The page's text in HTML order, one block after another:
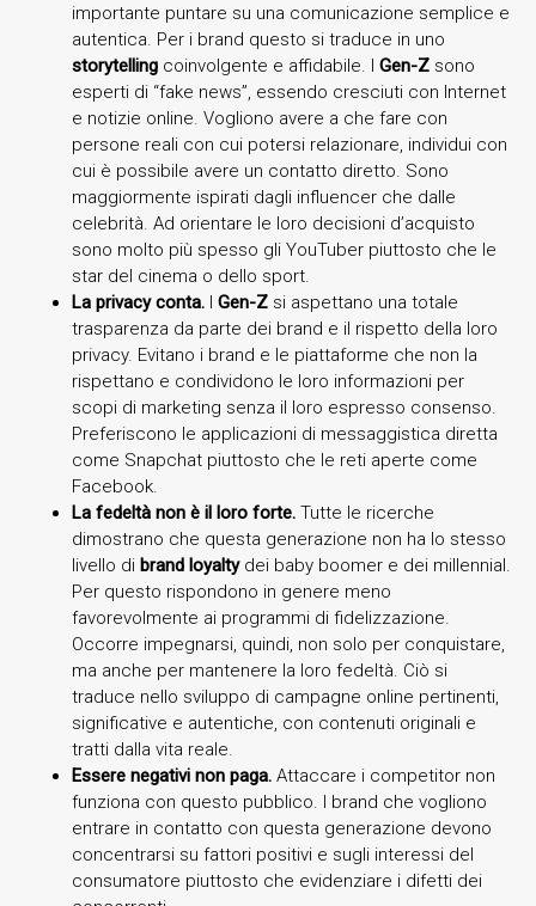
importante puntare su una comunicazione semplice e
autentica. Per i brand questo si traduce in uno
storytelling coinvolgente e affidabile. I Gen-Z sono
esperti di “fake news”, essendo cresciuti con Internet
e notizie online. Vogliono avere a che fare con
persone reali con cui potersi relazionare, individui con
cui è possibile avere un contatto diretto. Sono
maggiormente ispirati dagli influencer che dalle
celebrità. Ad orientare le loro decisioni d’acquisto
sono molto più spesso gli YouTuber piuttosto che le
star del cinema o dello sport.
La privacy conta. I Gen-Z si aspettano una totale
trasparenza da parte dei brand e il rispetto della loro
privacy. Evitano i brand e le piattaforme che non la
rispettano e condividono le loro informazioni per
scopi di marketing senza il loro espresso consenso.
Preferiscono le applicazioni di messaggistica diretta
come Snapchat piuttosto che le reti aperte come
Facebook.
La fedeltà non è il loro forte. Tutte le ricerche
dimostrano che questa generazione non ha lo stesso
livello di brand loyaltydei baby boomer e dei millennial.
Per questo rispondono in genere meno
favorevolmente ai programmi di fidelizzazione.
Occorre impegnarsi, quindi, non solo per conquistare,
ma anche per mantenere la loro fedeltà. Ciò si
traduce nello sviluppo di campagne online pertinenti,
significative e autentiche, con contenuti originali e
tratti dalla vita reale.
Essere negativi non paga. Attaccare i competitor non
funziona con questo pubblico. I brand che vogliono
entrare in contatto con questa generazione devono
concentrarsi su fattori positivi e sugli interessi del
consumatore piuttosto che evidenziare i difetti dei